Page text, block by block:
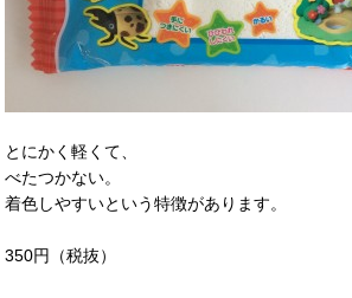
とにかく軽くて、
べたつかない。
着色しやすいという特徴があります。
350円（税抜）